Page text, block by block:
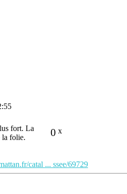
0 x
fort. La
la folie.
catal ... ssee/69729